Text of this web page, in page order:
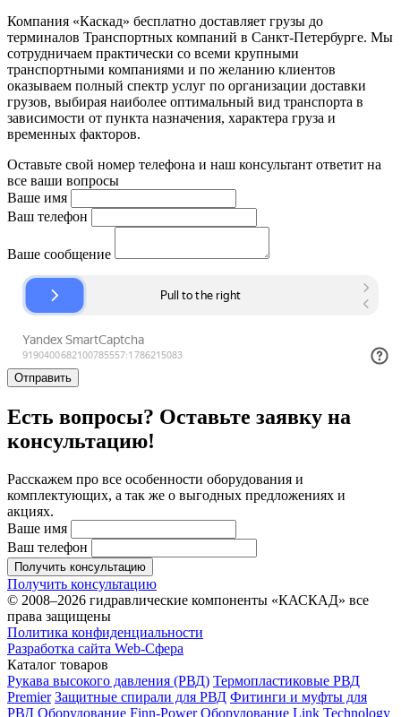
Компания «Каскад» бесплатно доставляет грузы до
терминалов Транспортных компаний в Санкт-Петербурге. Мы
сотрудничаем практически со всеми крупными
транспортными компаниями и по желанию клиентов
оказываем полный спектр услуг по организации доставки
грузов, выбирая наиболее оптимальный вид транспорта в
зависимости от пункта назначения, характера груза и
временных факторов.
Оставьте свой номер телефона и наш консультант ответит на
все ваши вопросы
Ваше имя
Ваш телефон
Ваше сообщение
Отправить
Есть вопросы? Оставьте заявку на
консультацию!
Расскажем про все особенности оборудования и
комплектующих, а так же о выгодных предложениях и
акциях.
Ваше имя
Ваш телефон
Получить консультацию
Получить консультацию
© 2008–2026 гидравлические компоненты «КАСКАД» все
права защищены
Политика конфиденциальности
Разработка сайта Web-Сфера
Каталог товаров
Рукава высокого давления (РВД) Термопластиковые РВД
Premier Защитные спирали для РВД Фитинги и муфты для
РВД Оборудование Finn-Power Оборудование Link Technology